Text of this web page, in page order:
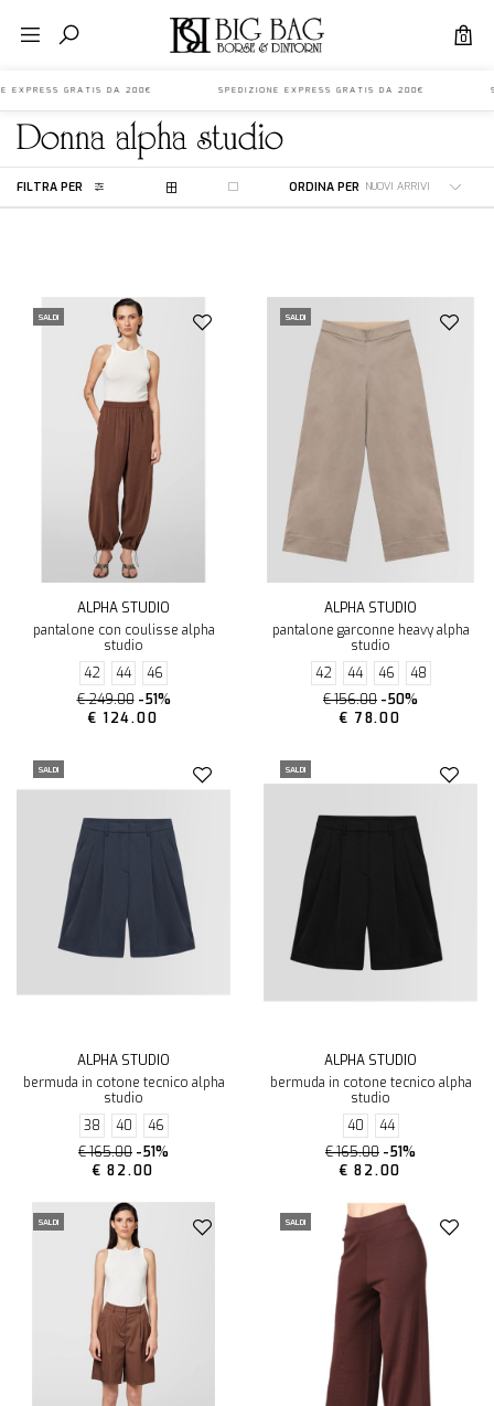
0
EXPRESS GRATIS DA 200€ SPEDIZIONE EXPRESS GRATIS DA 200€
donnaalpha studio
FILTRA PER ORDINA PER
SALDI
ALPHA STUDIO
pantalone con coulisse alpha
studio
42
44
46
€ 249.00 -51%
€ 124.00
SALDI
ALPHA STUDIO
pantalone garconne heavy alpha
studio
42
44 46
48
€ 156.00 -50%
€ 78.00
SALDI
ALPHA STUDIO
bermuda in cotone tecnico alpha
studio
38
40
46
€ 165.00 -51%
€ 82.00
SALDI
ALPHA STUDIO
bermuda in cotone tecnico alpha
studio
40
44
€ 165.00 -51%
€ 82.00
SALDI SALDI